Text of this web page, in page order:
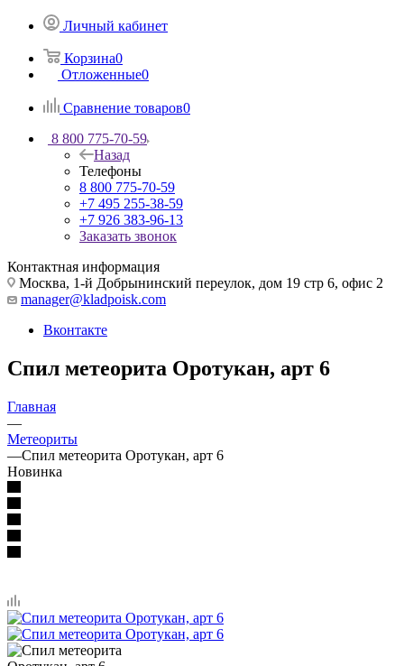
Личный кабинет
Корзина0
Отложенные0
Сравнение товаров0
8 800 775-70-59
Назад
Телефоны
8 800 775-70-59
+7 495 255-38-59
+7 926 383-96-13
Заказать звонок
Контактная информация
Москва, 1-й Добрынинский переулок, дом 19 стр 6, офис 2
manager@kladpoisk.com
Вконтакте
Спил метеорита Оротукан, арт 6
Главная
—
Метеориты
—Спил метеорита Оротукан, арт 6
Новинка